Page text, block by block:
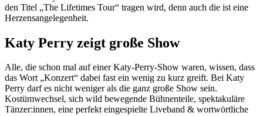
den Titel „The Lifetimes Tour“ tragen wird, denn auch die ist eine
Herzensangelegenheit.
Katy Perry zeigt große Show
Alle, die schon mal auf einer Katy-Perry-Show waren, wissen, dass
das Wort „Konzert“ dabei fast ein wenig zu kurz greift. Bei Katy
Perry darf es nicht weniger als die ganz große Show sein.
Kostümwechsel, sich wild bewegende Bühnenteile, spektakuläre
Tänzer:innen, eine perfekt eingespielte Liveband & wortwörtliche